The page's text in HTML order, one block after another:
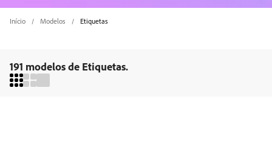
Início Modelos Etiquetas
191 modelos de Etiquetas.